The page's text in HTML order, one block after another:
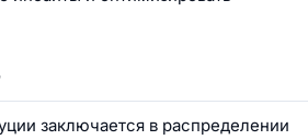
заключается в распределении